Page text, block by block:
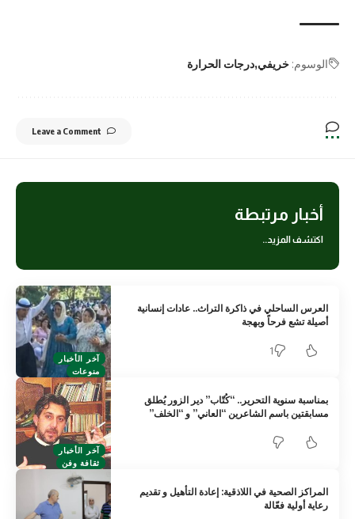
الوسوم: خريفي درجات الحرارة
Leave a Comment
أخبار مرتبطة
اكتشف المزيد..
آخر الأخبار
منوعات
العرس الساحلي في ذاكرة التراث.. عادات إنسانية
أصيلة تشع فرحاً وبهجة
1
آخر الأخبار
ثقافة وفن
بمناسبة سنوية التحرير.. “كُتّاب” دير الزور يُطلق
مسابقتين باسم الشاعرين “العاني” و “الخلف”
المراكز الصحية في اللاذقية: إعادة التأهيل و تقديم
رعاية أولية فعّالة